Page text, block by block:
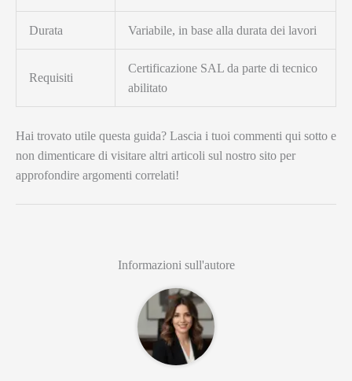
Durata Variabile, in base alla durata dei lavori
Requisiti
Certificazione SAL da parte di tecnico
abilitato
Hai trovato utile questa guida? Lascia i tuoi commenti qui sotto e
non dimenticare di visitare altri articoli sul nostro sito per
approfondire argomenti correlati!
Informazioni sull'autore